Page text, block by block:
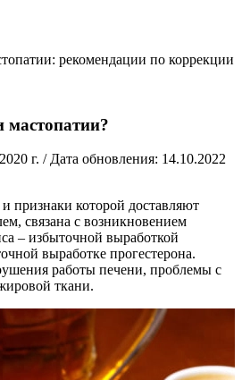
рекомендации по коррекции
мастопатии?
г. / Дата обновления: 14.10.2022
признаки которой доставляют
связана с возникновением
– избыточной выработкой
выработке прогестерона.
работы печени, проблемы с
ткани.